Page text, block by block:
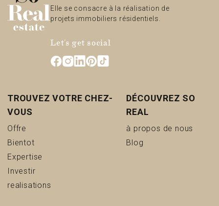
Elle se consacre à la réalisation de
projets immobiliers résidentiels.
Let's get social
TROUVEZ VOTRE CHEZ-
VOUS
Offre
Bientot(Bientot)
Expertise
Investir(Investir)
realisations
DÉCOUVREZ SO
REAL
à propos de nous
Blog